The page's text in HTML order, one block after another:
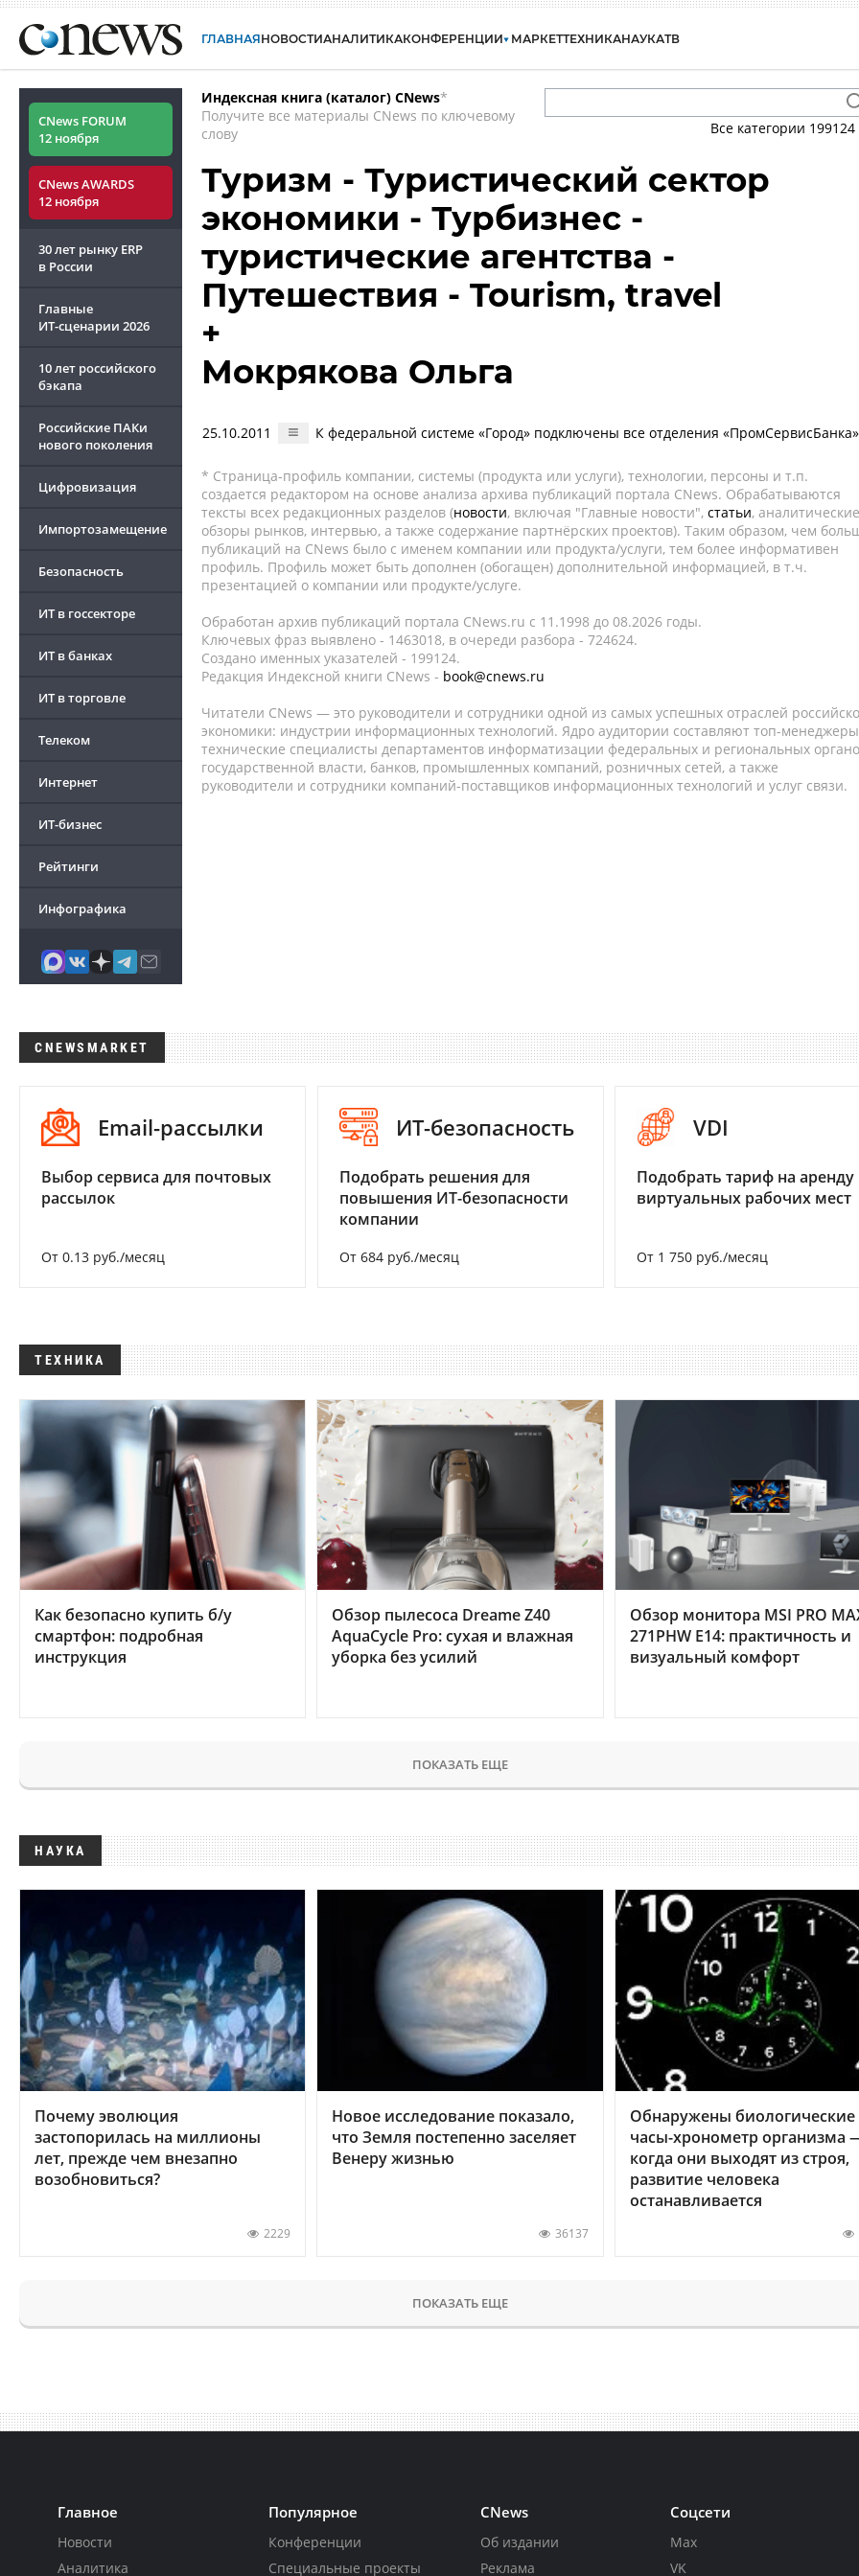
ГЛАВНАЯНОВОСТИАНАЛИТИКАКОНФЕРЕНЦИИ МАРКЕТТЕХНИКАНАУКАТВ
CNews FORUM
12 ноября
CNews AWARDS
12 ноября
30 лет рынку ERP
в России
Главные
ИТ-сценарии 2026
10 лет российского
бэкапа
Российские ПАКи
нового поколения
Цифровизация
Импортозамещение
Безопасность
ИТ в госсекторе
ИТ в банках
ИТ в торговле
Телеком
Интернет
ИТ-бизнес
Рейтинги
Инфографика
Индексная книга (каталог) CNews*
Получите все материалы CNews по ключевому
слову
Все категории 199124
Туризм - Туристический сектор
экономики - Турбизнес -
туристические агентства -
Путешествия - Tourism, travel
+
Мокрякова Ольга
25.10.2011 К федеральной системе «Город» подключены все отделения «ПромСервисБанка»
* Страница-профиль компании, системы (продукта или услуги), технологии, персоны и т.п.
создается редактором на основе анализа архива публикаций портала CNews. Обрабатываются
тексты всех редакционных разделов (новости, включая "Главные новости", статьи, аналитические
обзоры рынков, интервью, а также содержание партнёрских проектов). Таким образом, чем
публикаций на CNews было с именем компании или продукта/услуги, тем более информативен
профиль. Профиль может быть дополнен (обогащен) дополнительной информацией, в т.ч.
презентацией о компании или продукте/услуге.
Обработан архив публикаций портала CNews.ru c 11.1998 до 08.2026 годы.
Ключевых фраз выявлено - 1463018, в очереди разбора - 724624.
Создано именных указателей - 199124.
Редакция Индексной книги CNews - book@cnews.ru
Читатели CNews — это руководители и сотрудники одной из самых успешных отраслей
экономики: индустрии информационных технологий. Ядро аудитории составляют топ-
технические специалисты департаментов информатизации федеральных и региональных
государственной власти, банков, промышленных компаний, розничных сетей, а также
руководители и сотрудники компаний-поставщиков информационных технологий и услуг связи.
CNEWSMARKET
Email-рассылки
Выбор сервиса для почтовых
рассылок
От 0.13 руб./месяц
ИТ-безопасность
Подобрать решения для
повышения ИТ-безопасности
компании
От 684 руб./месяц
VDI
Подобрать тариф на аренду
виртуальных рабочих мест
От 1 750 руб./месяц
ТЕХНИКА
Как безопасно купить б/у
смартфон: подробная
инструкция
Обзор пылесоса Dreame Z40
AquaCycle Pro: сухая и влажная
уборка без усилий
Обзор монитора MSI PRO
271PHW E14: практичность и
визуальный комфорт
ПОКАЗАТЬ ЕЩЕ
НАУКА
Почему эволюция
застопорилась на миллионы
лет, прежде чем внезапно
возобновиться?
2229
Новое исследование показало,
что Земля постепенно заселяет
Венеру жизнью
36137
Обнаружены биологические
часы-хронометр организма
когда они выходят из строя,
развитие человека
останавливается
ПОКАЗАТЬ ЕЩЕ
Главное
Новости
Аналитика
Популярное
Конференции
Специальные проекты
CNews
Об издании
Реклама
Соцсети
Max
VK